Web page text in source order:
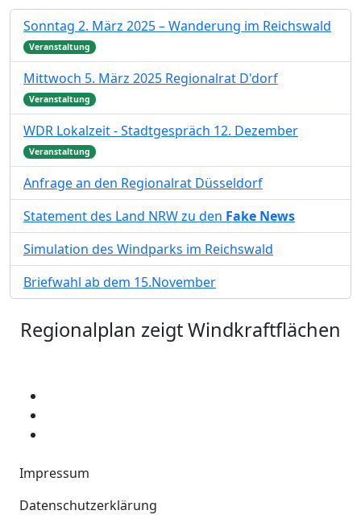
Sonntag 2. März 2025 – Wanderung im Reichswald
Veranstaltung
Mittwoch 5. März 2025 Regionalrat D'dorf
Veranstaltung
WDR Lokalzeit - Stadtgespräch 12. Dezember
Veranstaltung
Anfrage an den Regionalrat Düsseldorf
Statement des Land NRW zu den Fake News
Simulation des Windparks im Reichswald
Briefwahl ab dem 15.November
Regionalplan zeigt Windkraftflächen
Impressum
Datenschutzerklärung